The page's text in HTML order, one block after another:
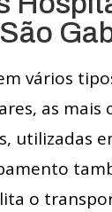
São
vários
as mais
utilizadas
o